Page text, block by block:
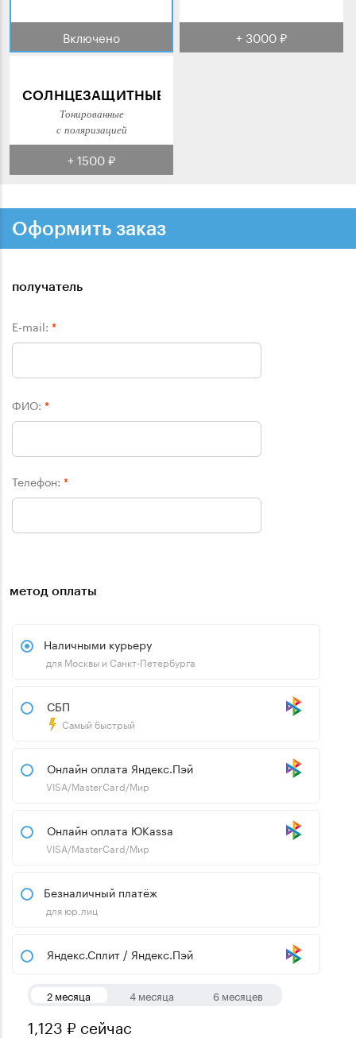
Включено + 3000 ₽
СОЛНЦЕЗАЩИТНЫЕ
Тонированные
с поляризацией
+ 1500 ₽
Оформить заказ
получатель
E-mail: *
ФИО: *
Телефон: *
метод оплаты
Наличными курьеру
для Москвы и Санкт-Петербурга
СБП
Самый быстрый
Онлайн оплата Яндекс.Пэй
VISA/MasterCard/Мир
Онлайн оплата ЮKassa
VISA/MasterCard/Мир
Безналичный платёж
для юр.лиц
Яндекс.Сплит / Яндекс.Пэй
2 месяца 4 месяца 6 месяцев
1,123 ₽ сейчас